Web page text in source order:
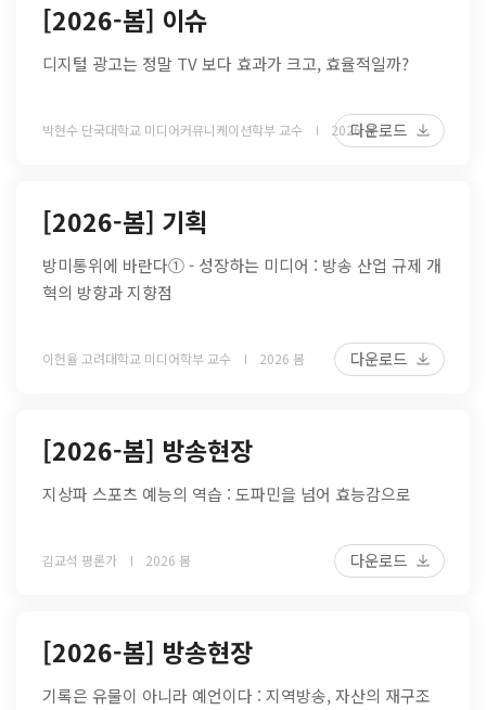
[2026-봄] 이슈
디지털 광고는 정말 TV 보다 효과가 크고, 효율적일까?
박현수 단국대학교 미디어커뮤니케이션학부 교수 2026 봄
다운로드
[2026-봄] 기획
방미통위에 바란다① - 성장하는 미디어 : 방송 산업 규제 개
혁의 방향과 지향점
이헌율 고려대학교 미디어학부 교수 2026 봄 다운로드
[2026-봄] 방송현장
지상파 스포츠 예능의 역습 : 도파민을 넘어 효능감으로
김교석 평론가 2026 봄 다운로드
[2026-봄] 방송현장
기록은 유물이 아니라 예언이다 : 지역방송, 자산의 재구조